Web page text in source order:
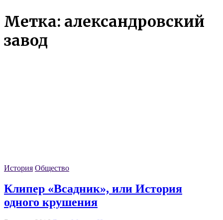
Метка: александровский
завод
История Общество
Клипер «Всадник», или История
одного крушения